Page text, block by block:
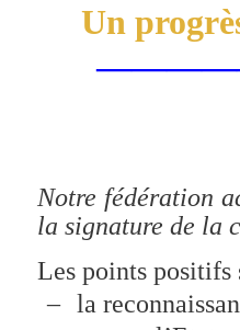
Un
Notre fédération
la signature de la
Les points positifs
– la